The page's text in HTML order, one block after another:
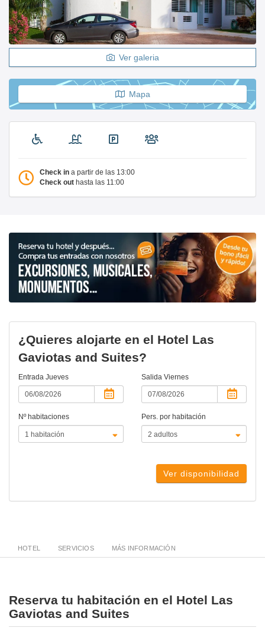
Ver galeria
Mapa
Check in a partir de las 13:00
Check out hasta las 11:00
¿Quieres alojarte en el Hotel Las
Gaviotas and Suites?
Entrada Jueves Salida Viernes
Nº habitaciones Pers. por habitación
Ver disponibilidad
HOTEL SERVICIOS MÁS INFORMACIÓN
Reserva tu habitación en el Hotel Las
Gaviotas and Suites